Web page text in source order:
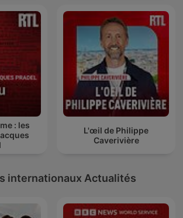
: les
L'œil de Philippe
Caverivière
internationaux Actualités